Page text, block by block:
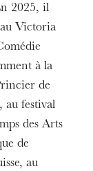
2025, il
Victoria
à la
de
au festival
des Arts
de
au